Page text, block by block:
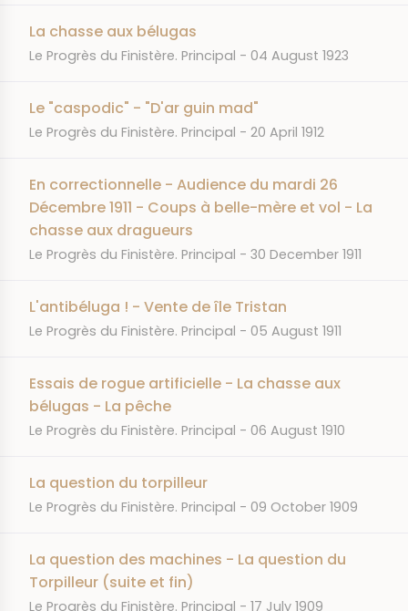
La chasse aux bélugas
JOURNAL
Le Progrès du Finistère. Principal DATE
04 August 1923
Le "caspodic" - "D'ar guin mad"
JOURNAL
Le Progrès du Finistère. Principal DATE
20 April 1912
En correctionnelle - Audience du mardi 26
Décembre 1911 - Coups à belle-mère et vol - La
chasse aux dragueurs
JOURNAL
Le Progrès du Finistère. Principal DATE
30 December 1911
L'antibéluga ! - Vente de île Tristan
JOURNAL
Le Progrès du Finistère. Principal DATE
05 August 1911
Essais de rogue artificielle - La chasse aux
bélugas - La pêche
JOURNAL
Le Progrès du Finistère. Principal DATE
06 August 1910
La question du torpilleur
JOURNAL
Le Progrès du Finistère. Principal DATE
09 October 1909
La question des machines - La question du
Torpilleur (suite et fin)
JOURNAL
Le Progrès du Finistère. Principal DATE
17 July 1909